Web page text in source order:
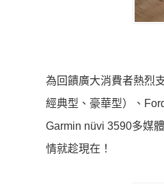
為回饋廣大消費者熱烈
經典型、豪華型）、
Garmin nüvi 3590多媒
情就趁現在！